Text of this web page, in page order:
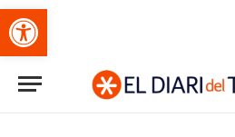
Obre la barra d'eines